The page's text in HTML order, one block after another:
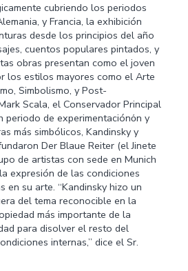
cubriendo los periodos
y Francia, la exhibición
desde los principios del año
cuentos populares pintados, y
obras presentan como el joven
los estilos mayores como el Arte
Simbolismo, y Post-
Scala, el Conservador Principal
periodo de experimentaciónόn y
más simbólicos, Kandinsky y
Der Blaue Reiter (el Jinete
de artistas con sede en Munich
expresión de las condiciones
en su arte. “Kandinsky hizo un
del tema reconocible en la
más importante de la
para disolver el resto del
internas,” dice el Sr.